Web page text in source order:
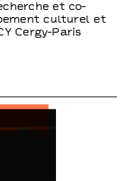
et co-
culturel et
Cergy-Paris